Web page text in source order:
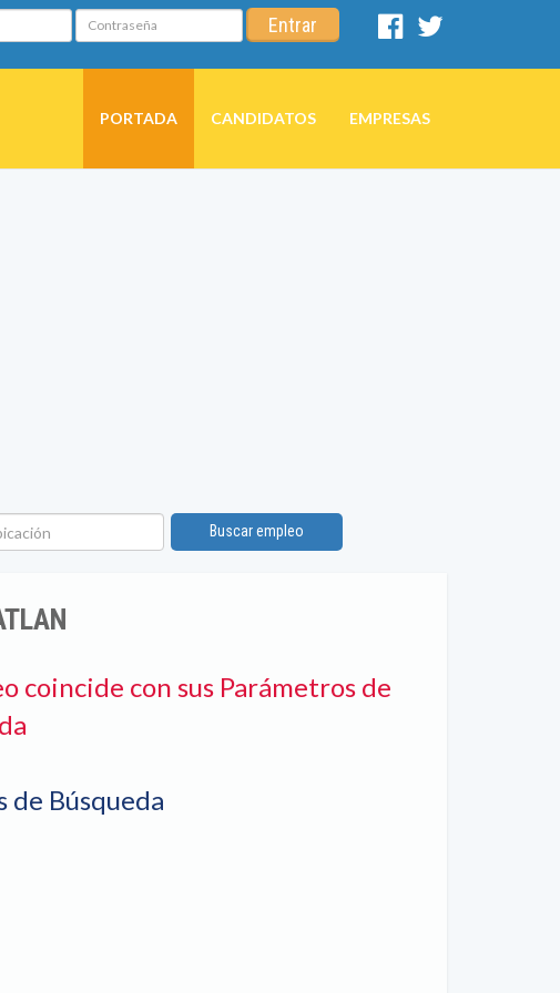
Contraseña Entrar
Facebook
PORTADA CANDIDATOS EMPRESAS
Buscar empleo
coincide con sus Parámetros de
de Búsqueda